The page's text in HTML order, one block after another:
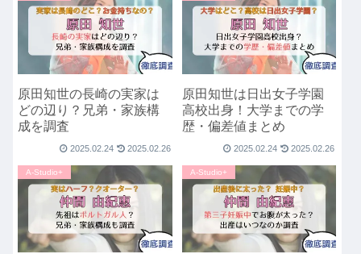
原田知世の長崎の実家は
どの辺り？兄弟・家族構
成を調査
2025.02.24 2025.02.26
原田知世は日出女子学園
高校出身！大学までの学
歴・偏差値まとめ
2025.02.24 2025.02.26
A-Studio+ A-Studio+